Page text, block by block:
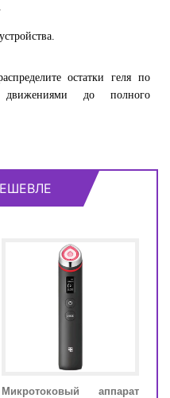
остатки геля по
до полного
Микротоковый аппарат